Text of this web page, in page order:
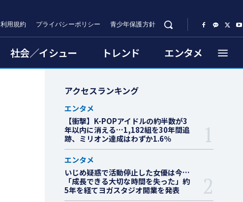
利用規約 プライバシーポリシー 青少年保護方針
社会／イシュー トレンド エンタメ
アクセスランキング
エンタメ
【衝撃】K-POPアイドルの約半数が3
年以内に消える…1,182組を30年間追
跡、ミリオン達成はわずか1.6％
エンタメ
いじめ疑惑で活動停止した女優は今…
「成長できる大切な時間を失った」約
5年を経てヨガスタジオ開業を発表